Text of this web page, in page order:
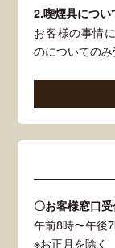
2.喫煙具につい
お客様の事情
のについてのみ
〇お客様窓口
午前8時〜午後
※お正月を除く